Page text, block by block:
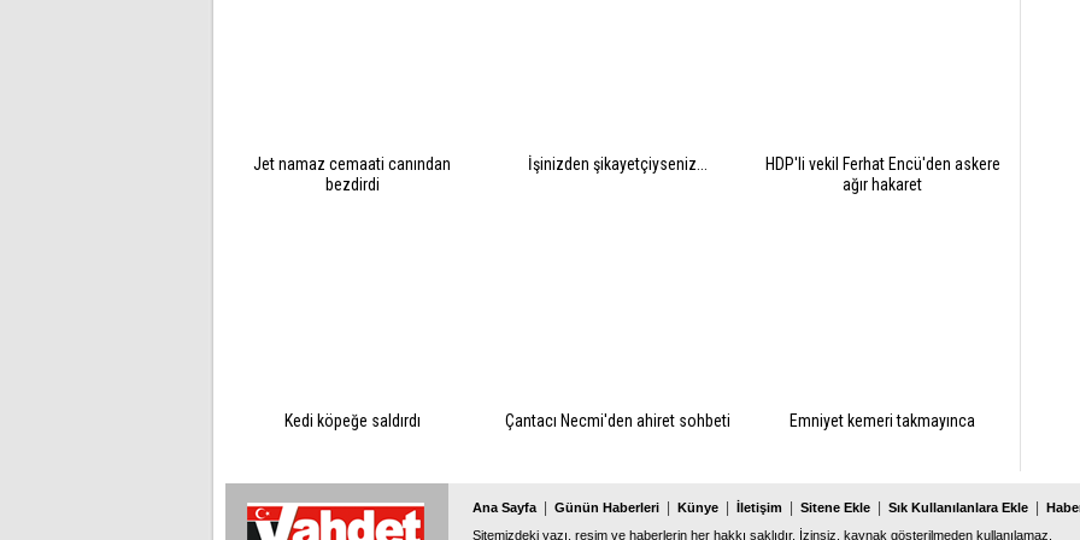
Jet namaz cemaati canından
bezdirdi
İşinizden şikayetçiyseniz...
HDP'li vekil Ferhat Encü'den askere
ağır hakaret
Kedi köpeğe saldırdı Çantacı Necmi'den ahiret sohbeti Emniyet kemeri takmayınca
Ana Sayfa Günün Haberleri Künye İletişim Sitene Ekle Sık Kullanılanlara Ekle
Sitemizdeki yazı, resim ve haberlerin her hakkı saklıdır. İzinsiz, kaynak gösterilmeden kullanılamaz.